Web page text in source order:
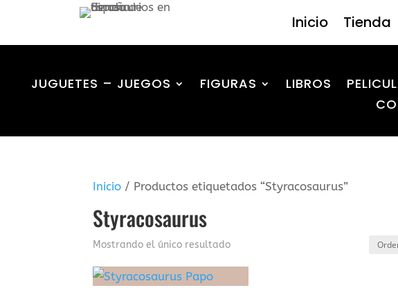
Inicio Tienda
JUGUETES – JUEGOS FIGURAS LIBROS
Inicio / Productos etiquetados “Styracosaurus”
Styracosaurus
Mostrando el único resultado